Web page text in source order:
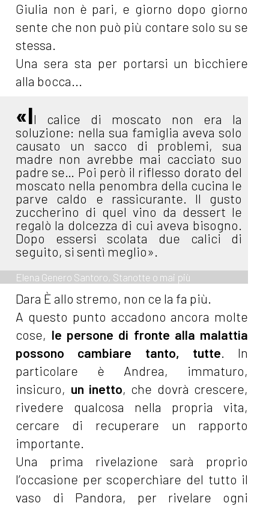
Giulia non è pari, e giorno dopo giorno
sente che non può più contare solo su se
stessa.
Una sera sta per portarsi un bicchiere
alla bocca...
«Il calice di moscato non era la
soluzione: nella sua famiglia aveva solo
causato un sacco di problemi, sua
madre non avrebbe mai cacciato suo
padre se… Poi però il riflesso dorato del
moscato nella penombra della cucina le
parve caldo e rassicurante. Il gusto
zuccherino di quel vino da dessert le
regalò la dolcezza di cui aveva bisogno.
Dopo essersi scolata due calici di
seguito, si sentì meglio».
Elena Genero Santoro, Stanotte o mai più
Dara È allo stremo, non ce la fa più.
A questo punto accadono ancora molte
cose, le persone di fronte alla malattia
possono cambiare tanto, tutte. In
particolare è Andrea, immaturo,
insicuro, un inetto, che dovrà crescere,
rivedere qualcosa nella propria vita,
cercare di recuperare un rapporto
importante.
Una prima rivelazione sarà proprio
l’occasione per scoperchiare del tutto il
vaso di Pandora, per rivelare ogni